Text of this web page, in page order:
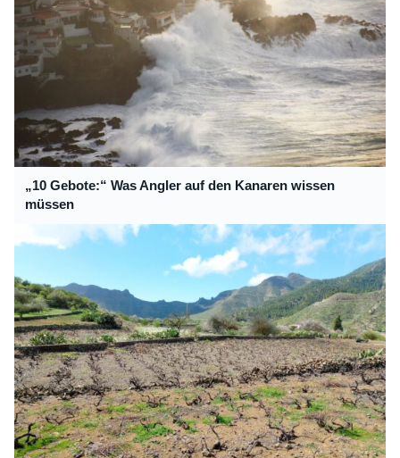
„10 Gebote:“ Was Angler auf den Kanaren wissen
müssen